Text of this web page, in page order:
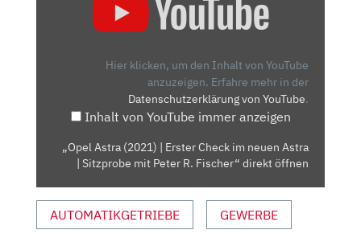
ASTRA
| SITZPROBE
R.
FISCHER“
Hier klicken, um den Inhalt von YouTube
anzuzeigen. Erfahre mehr in der
Datenschutzerklärung von YouTube.
Inhalt von YouTube immer anzeigen
„Opel Astra (2021) | Erster Check im neuen Astra
| Sitzprobe mit Peter R. Fischer“ direkt öffnen
AUTOMATIKGETRIEBE GEWERBE